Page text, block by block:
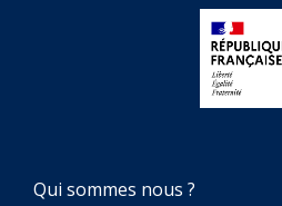
NAVIGATION
Qui sommes nous ?